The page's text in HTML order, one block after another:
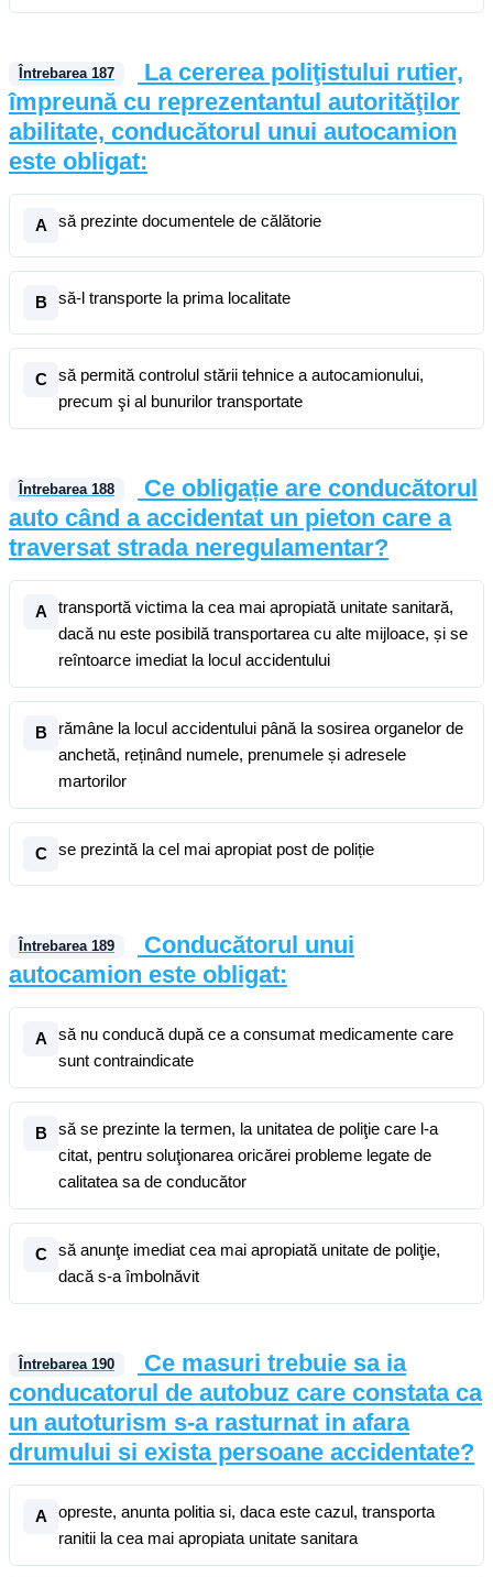
Întrebarea 187
La cererea poliţistului rutier,
împreună cu reprezentantul autorităţilor
abilitate, conducătorul unui autocamion
este obligat:
A să prezinte documentele de călătorie
B să-l transporte la prima localitate
C
să permită controlul stării tehnice a autocamionului,
precum şi al bunurilor transportate
Întrebarea 188
Ce obligație are conducătorul
auto când a accidentat un pieton care a
traversat strada neregulamentar?
A
transportă victima la cea mai apropiată unitate sanitară,
dacă nu este posibilă transportarea cu alte mijloace, și se
reîntoarce imediat la locul accidentului
B
rămâne la locul accidentului până la sosirea organelor de
anchetă, reținând numele, prenumele și adresele
martorilor
C se prezintă la cel mai apropiat post de poliție
Întrebarea 189
Conducătorul unui
autocamion este obligat:
A
să nu conducă după ce a consumat medicamente care
sunt contraindicate
B
să se prezinte la termen, la unitatea de poliţie care l-a
citat, pentru soluţionarea oricărei probleme legate de
calitatea sa de conducător
C
să anunţe imediat cea mai apropiată unitate de poliţie,
dacă s-a îmbolnăvit
Întrebarea 190
Ce masuri trebuie sa ia
conducatorul de autobuz care constata ca
un autoturism s-a rasturnat in afara
drumului si exista persoane accidentate?
A
opreste, anunta politia si, daca este cazul, transporta
ranitii la cea mai apropiata unitate sanitara